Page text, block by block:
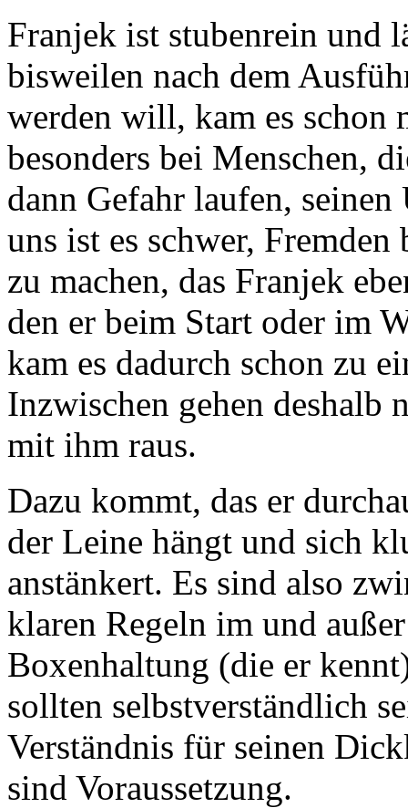
Franjek ist stubenrein und
bisweilen nach dem
werden will, kam es schon
besonders bei Menschen,
dann Gefahr laufen,
uns ist es schwer,
zu machen, das Franjek
den er beim Start oder im
kam es dadurch schon zu
Inzwischen gehen deshalb
mit ihm raus.
Dazu kommt, das er
der Leine hängt und sich
anstänkert. Es sind also
klaren Regeln im und
Boxenhaltung (die er
sollten selbstverständlich
Verständnis für seinen
sind Voraussetzung.